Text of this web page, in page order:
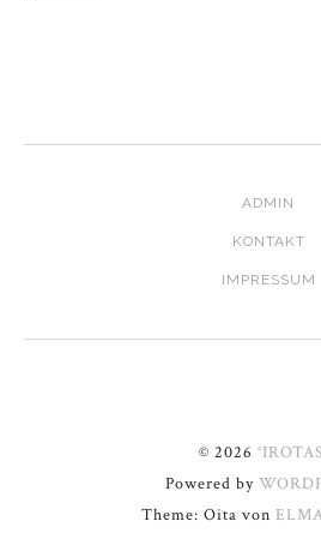
ADMIN
KONTAKT
IMPRESSUM
© 2026
Powered by
Theme: Oita von